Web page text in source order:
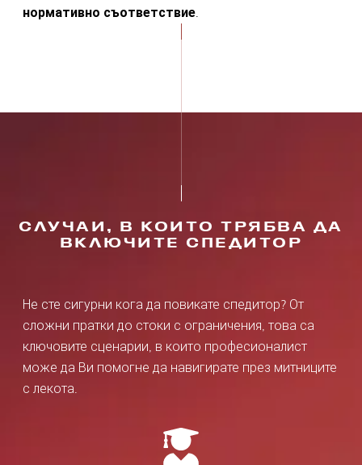
нормативно съответствие.
СЛУЧАИ, В КОИТО ТРЯБВА ДА
ВКЛЮЧИТЕ СПЕДИТОР
Не сте сигурни кога да повикате спедитор? От
сложни пратки до стоки с ограничения, това са
ключовите сценарии, в които професионалист
може да Ви помогне да навигирате през митниците
с лекота.